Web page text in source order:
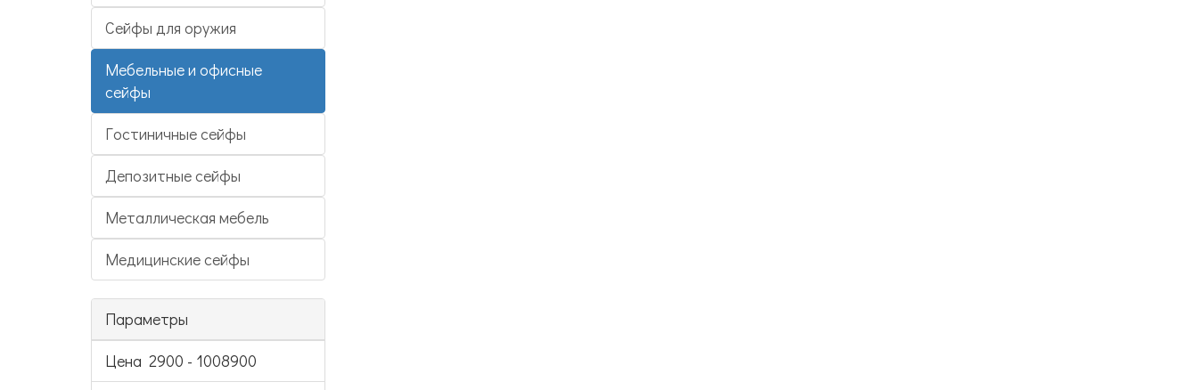
Сейфы для оружия
Мебельные и офисные
сейфы
Гостиничные сейфы
Депозитные сейфы
Металлическая мебель
Медицинские сейфы
Параметры
Цена 2900 - 1008900